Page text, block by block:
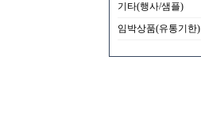
기타(행사/샘플)
임박상품(유통기한)